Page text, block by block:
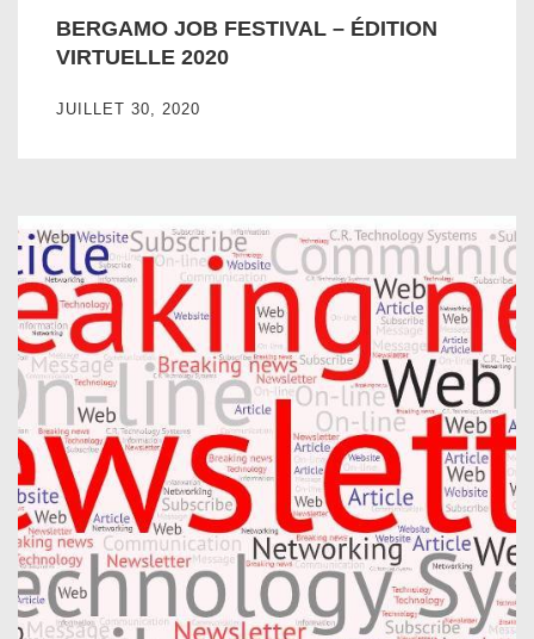
BERGAMO JOB FESTIVAL – ÉDITION
VIRTUELLE 2020
JUILLET 30, 2020